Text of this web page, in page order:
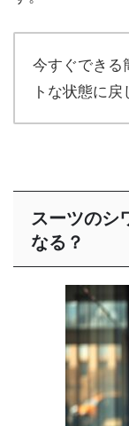
今すぐできる
トな状態に戻
スーツのシ
なる？